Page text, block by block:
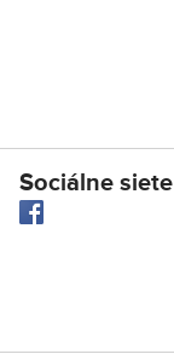
Sociálne siete